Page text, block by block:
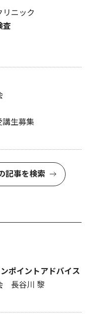
リニック
査
講生募集
記事を検索
ポイントアドバイス
長谷川 黎